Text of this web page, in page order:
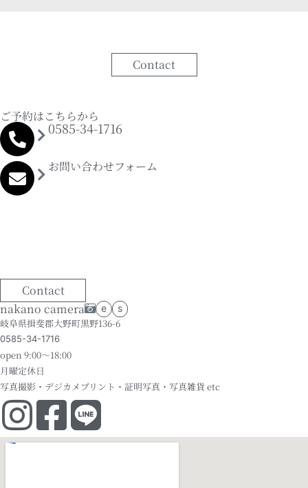
Contact
0585-34-1716
ご予約はこちらから
お問い合わせフォーム
Contact
nakano camera
e s
岐阜県揖斐郡大野町黒野136-6
0585-34-1716
open 9:00～18:00
月曜定休日
写真撮影・デジカメプリント・証明写真・写真雑貨 etc